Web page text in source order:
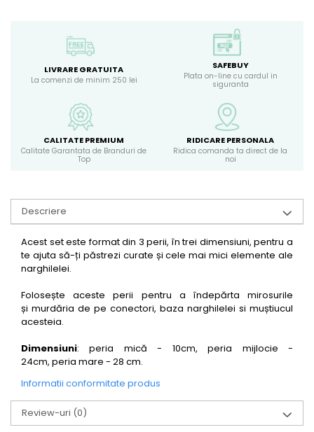
LIVRARE GRATUITA
La comenzi de minim 250 lei
SAFEBUY
Plata on-line cu cardul in
siguranta
CALITATE PREMIUM
Calitate Garantata de Branduri de
Top
RIDICARE PERSONALA
Ridica comanda ta direct de la
noi
Descriere
Acest set este format din 3 perii, în trei dimensiuni, pentru a
te ajuta să-ți păstrezi curate și cele mai mici elemente ale
narghilelei.
Folosește aceste perii pentru a îndepărta mirosurile
și murdăria de pe conectori, baza narghilelei si muștiucul
acesteia.
Dimensiuni: peria mică - 10cm, peria mijlocie -
24cm, peria mare - 28 cm.
Informatii conformitate produs
Review-uri (0)